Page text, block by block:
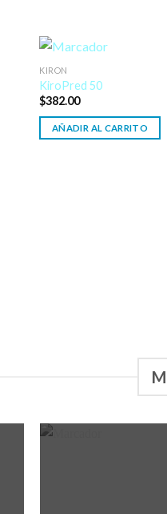
KIRON
KiroPred 50
$382.00
AÑADIR AL CARRITO